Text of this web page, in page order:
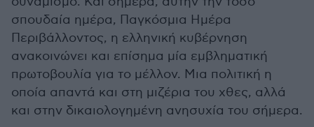
σπουδαία ημέρα, Παγκόσμια Ημέρα
Περιβάλλοντος, η ελληνική κυβέρνηση
ανακοινώνει και επίσημα μία εμβληματική
πρωτοβουλία για το μέλλον. Μια πολιτική η
οποία απαντά και στη μιζέρια του χθες, αλλά
και στην δικαιολογημένη ανησυχία του σήμερα.